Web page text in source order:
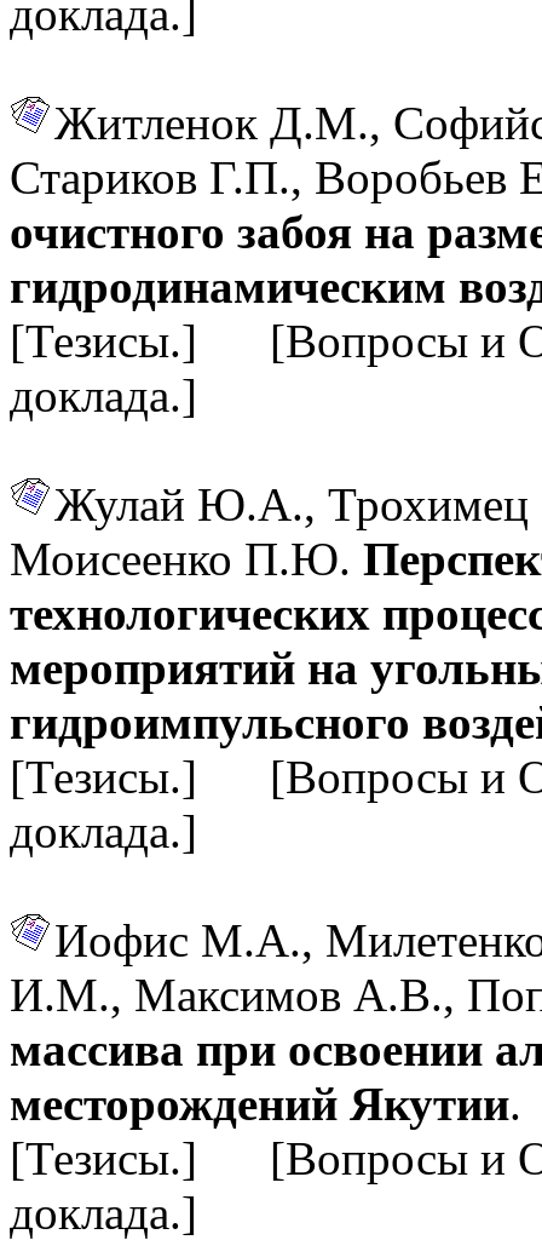
доклада.]
Житленок Д.М.,
Стариков Г.П., Воробьев
очистного забоя на
гидродинамическим
[Тезисы.] [Вопросы и
доклада.]
Жулай Ю.А.,
Моисеенко П.Ю.
технологических
мероприятий на
гидроимпульсного
[Тезисы.] [Вопросы и
доклада.]
Иофис М.А.,
И.М., Максимов А.В.,
массива при освоении
месторождений Якутии.
[Тезисы.] [Вопросы и
доклада.]